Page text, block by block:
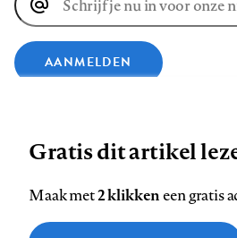
E-
mailadres
AANMELDEN
ons
op
ons
ons
ons
Gratis dit artikel
Maak met2 klikkeneen gratis
Zie onze cookie policy